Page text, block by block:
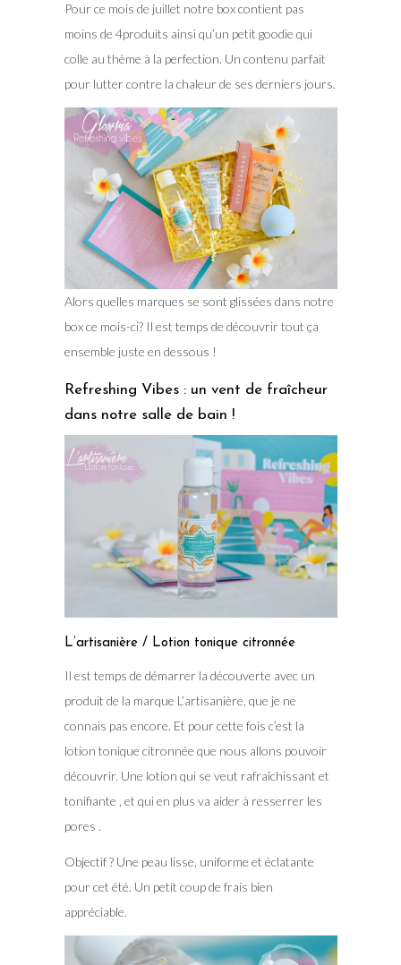
Pour ce mois de juillet notre box contient pas
moins de 4produits ainsi qu’un petit goodie qui
colle au thème à la perfection. Un contenu parfait
pour lutter contre la chaleur de ses derniers jours.
Alors quelles marques se sont glissées dans notre
box ce mois-ci? Il est temps de découvrir tout ça
ensemble juste en dessous !
Refreshing Vibes : un vent de fraîcheur
dans notre salle de bain !
L’artisanière / Lotion tonique citronnée
Il est temps de démarrer la découverte avec un
produit de la marque L’artisanière, que je ne
connais pas encore. Et pour cette fois c’est la
lotion tonique citronnée que nous allons pouvoir
découvrir. Une lotion qui se veut rafraîchissant et
tonifiante , et qui en plus va aider à resserrer les
pores .
Objectif ? Une peau lisse, uniforme et éclatante
pour cet été. Un petit coup de frais bien
appréciable.